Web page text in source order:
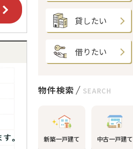
貸したい
借りたい
物件検索 SEARCH
新築一戸建て 中古一戸建て